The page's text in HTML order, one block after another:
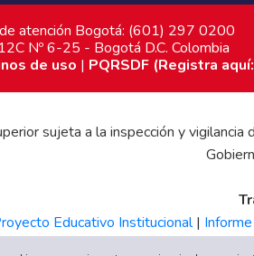
atención Bogotá: (601) 297 0200
Nº 6-25 - Bogotá D.C. Colombia
de uso | PQRSDF (Registra
sujeta a la inspección y
Educativo Institucional|